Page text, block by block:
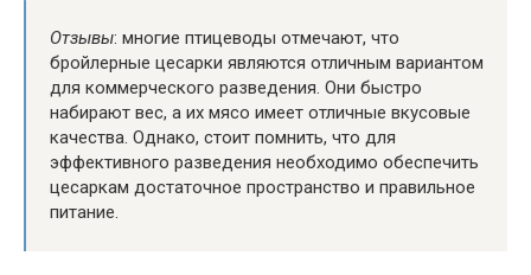
Отзывы: многие птицеводы отмечают, что
бройлерные цесарки являются отличным вариантом
для коммерческого разведения. Они быстро
набирают вес, а их мясо имеет отличные вкусовые
качества. Однако, стоит помнить, что для
эффективного разведения необходимо обеспечить
цесаркам достаточное пространство и правильное
питание.